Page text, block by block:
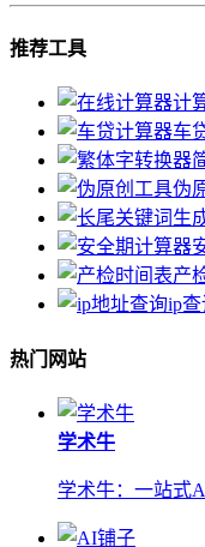
推荐工具
计
车
伪
产
ip查
热门网站
学术牛
学术牛：一站式